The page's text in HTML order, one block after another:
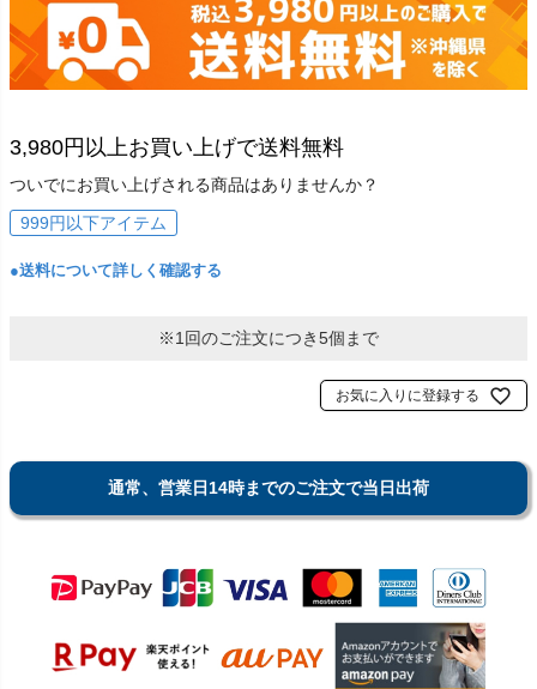
3,980円以上お買い上げで送料無料
ついでにお買い上げされる商品はありませんか？
999円以下アイテム
●送料について詳しく確認する
※1回のご注文につき5個まで
お気に入りに登録する
通常、営業日14時までのご注文で当日出荷